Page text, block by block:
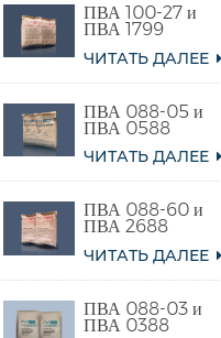
ПВА 100-27 и
ПВА 1799
ЧИТАТЬ ДАЛЕЕ
ПВА 088-05 и
ПВА 0588
ЧИТАТЬ ДАЛЕЕ
ПВА 088-60 и
ПВА 2688
ЧИТАТЬ ДАЛЕЕ
ПВА 088-03 и
ПВА 0388